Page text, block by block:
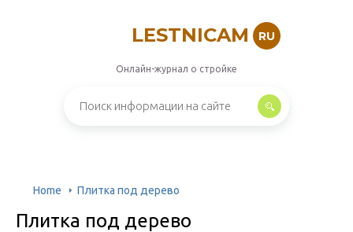
LESTNICAM RU
Онлайн-журнал о стройке
Home Плитка под дерево
Плитка под дерево